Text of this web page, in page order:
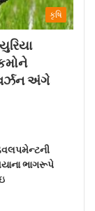
કૃષિ
અંગે
ભાગરૂપે